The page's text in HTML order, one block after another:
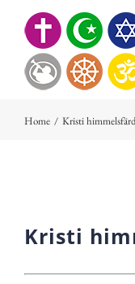
content
Home / Kristi
Kristi